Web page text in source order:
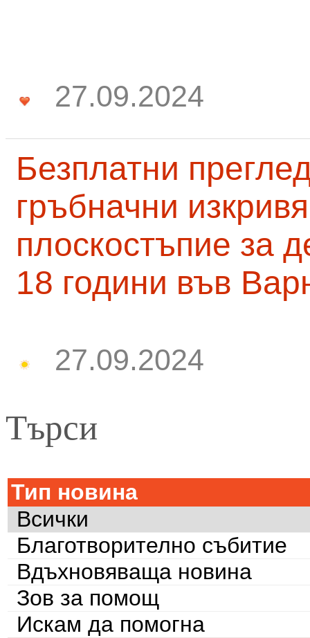
27.09.2024
Безплатни
гръбначни
плоскостъпие за
18 години във
27.09.2024
Търси
Тип новина
Всички
Благотворително събитие
Вдъхновяваща новина
Зов за помощ
Искам да помогна